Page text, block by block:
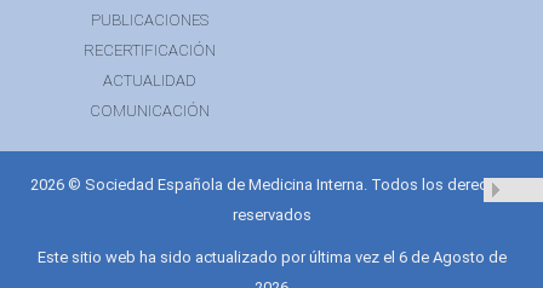
PUBLICACIONES
RECERTIFICACIÓN
ACTUALIDAD
COMUNICACIÓN
2026 © Sociedad Española de Medicina Interna. Todos los derechos
reservados
Este sitio web ha sido actualizado por última vez el 6 de Agosto de